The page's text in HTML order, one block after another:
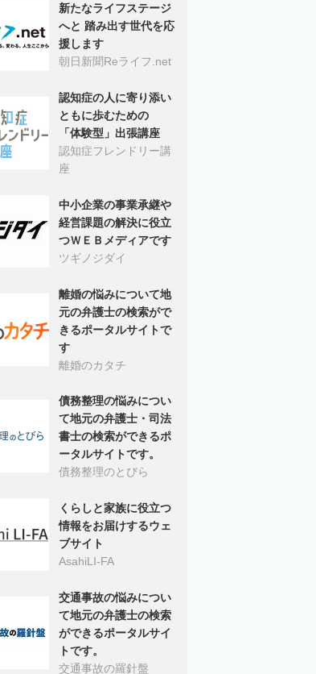
新たなライフステージ
へと 踏み出す世代を応
援します
朝日新聞Reライフ.net
認知症の人に寄り添い
ともに歩むための
「体験型」出張講座
認知症フレンドリー講
座
中小企業の事業承継や
経営課題の解決に役立
つＷＥＢメディアです
ツギノジダイ
離婚の悩みについて地
元の弁護士の検索がで
きるポータルサイトで
す
離婚のカタチ
債務整理の悩みについ
て地元の弁護士・司法
書士の検索ができるポ
ータルサイトです。
債務整理のとびら
くらしと家族に役立つ
情報をお届けするウェ
ブサイト
AsahiLI-FA
交通事故の悩みについ
て地元の弁護士の検索
ができるポータルサイ
トです。
交通事故の羅針盤